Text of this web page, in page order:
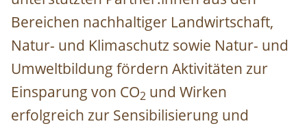
Bereichen nachhaltiger Landwirtschaft,
Natur- und Klimaschutz sowie Natur- und
Umweltbildung fördern Aktivitäten zur
Einsparung von CO2 und Wirken
erfolgreich zur Sensibilisierung und